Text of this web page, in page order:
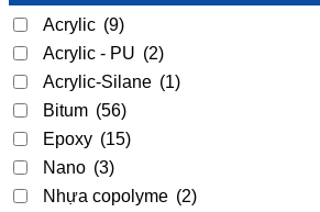
Acrylic (9)
Acrylic - PU (2)
Acrylic-Silane (1)
Bitum (56)
Epoxy (15)
Nano (3)
Nhựa copolyme (2)